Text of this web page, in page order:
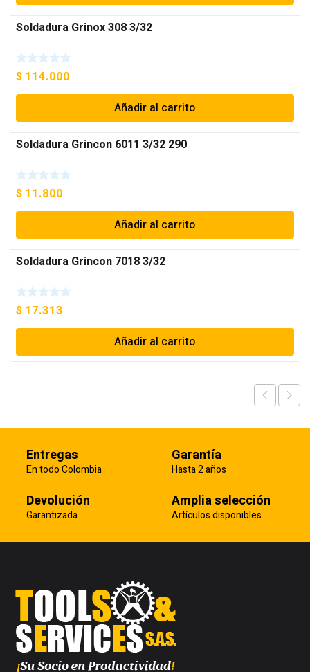
Soldadura Grinox 308 3/32
$ 114.000
Añadir al carrito
Soldadura Grincon 6011 3/32 290
$ 11.800
Añadir al carrito
Soldadura Grincon 7018 3/32
$ 17.313
Añadir al carrito
Entregas
En todo Colombia
Garantía
Hasta 2 años
Devolución
Garantizada
Amplia selección
Artículos disponibles